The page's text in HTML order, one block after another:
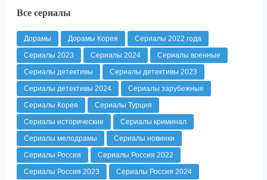
Все сериалы
Дорамы Дорамы Корея
Сериалы 2022 года
Сериалы 2023
Сериалы 2024
Сериалы военные
Сериалы детективы
Сериалы детективы 2023
Сериалы детективы 2024
Сериалы зарубежные
Сериалы Корея
Сериалы Турция
Сериалы исторические
Сериалы криминал
Сериалы мелодрамы
Сериалы новинки
Сериалы Россия
Сериалы Россия 2022
Сериалы Россия 2023
Сериалы Россия 2024